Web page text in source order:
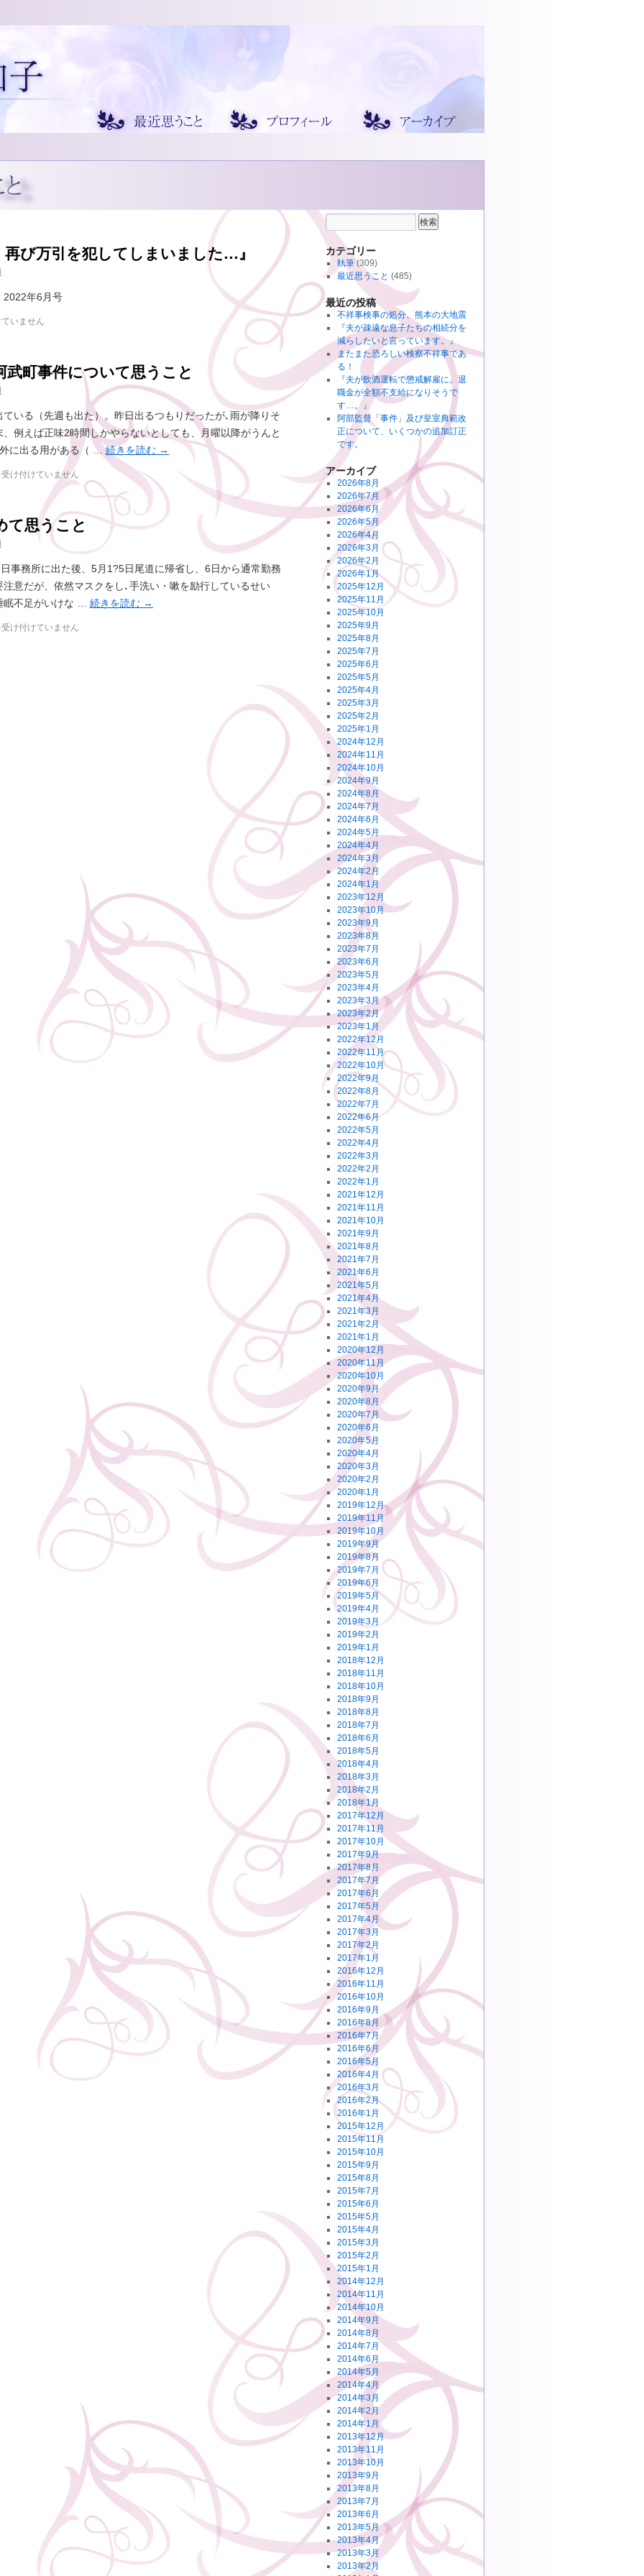
再び万引を犯してしまいました…』
2022年6月号
いません
町事件について思うこと
いる（先週も出た）。昨日出るつもりだったが､雨が降りそ
例えば正味2時間しかやらないとしても、月曜以降がうんと
に出る用がある（ …続きを読む →
け付けていません
て思うこと
事務所に出た後、5月1?5日尾道に帰省し、6日から通常勤務
意だが、依然マスクをし､手洗い・嗽を励行しているせい
眠不足がいけな … 続きを読む →
け付けていません
カテゴリー
執筆(309)
最近思うこと (485)
最近の投稿
不祥事検事の処分、熊本の大地震
『夫が疎遠な息子たちの相続分を
減らしたいと言っています。』
またまた恐ろしい検察不祥事であ
る！
『夫が飲酒運転で懲戒解雇に。退
職金が全額不支給になりそうで
す…。』
阿部監督「事件」及び皇室典範改
正について、いくつかの追加訂正
です。
アーカイブ
2026年8月
2026年7月
2026年6月
2026年5月
2026年4月
2026年3月
2026年2月
2026年1月
2025年12月
2025年11月
2025年10月
2025年9月
2025年8月
2025年7月
2025年6月
2025年5月
2025年4月
2025年3月
2025年2月
2025年1月
2024年12月
2024年11月
2024年10月
2024年9月
2024年8月
2024年7月
2024年6月
2024年5月
2024年4月
2024年3月
2024年2月
2024年1月
2023年12月
2023年10月
2023年9月
2023年8月
2023年7月
2023年6月
2023年5月
2023年4月
2023年3月
2023年2月
2023年1月
2022年12月
2022年11月
2022年10月
2022年9月
2022年8月
2022年7月
2022年6月
2022年5月
2022年4月
2022年3月
2022年2月
2022年1月
2021年12月
2021年11月
2021年10月
2021年9月
2021年8月
2021年7月
2021年6月
2021年5月
2021年4月
2021年3月
2021年2月
2021年1月
2020年12月
2020年11月
2020年10月
2020年9月
2020年8月
2020年7月
2020年6月
2020年5月
2020年4月
2020年3月
2020年2月
2020年1月
2019年12月
2019年11月
2019年10月
2019年9月
2019年8月
2019年7月
2019年6月
2019年5月
2019年4月
2019年3月
2019年2月
2019年1月
2018年12月
2018年11月
2018年10月
2018年9月
2018年8月
2018年7月
2018年6月
2018年5月
2018年4月
2018年3月
2018年2月
2018年1月
2017年12月
2017年11月
2017年10月
2017年9月
2017年8月
2017年7月
2017年6月
2017年5月
2017年4月
2017年3月
2017年2月
2017年1月
2016年12月
2016年11月
2016年10月
2016年9月
2016年8月
2016年7月
2016年6月
2016年5月
2016年4月
2016年3月
2016年2月
2016年1月
2015年12月
2015年11月
2015年10月
2015年9月
2015年8月
2015年7月
2015年6月
2015年5月
2015年4月
2015年3月
2015年2月
2015年1月
2014年12月
2014年11月
2014年10月
2014年9月
2014年8月
2014年7月
2014年6月
2014年5月
2014年4月
2014年3月
2014年2月
2014年1月
2013年12月
2013年11月
2013年10月
2013年9月
2013年8月
2013年7月
2013年6月
2013年5月
2013年4月
2013年3月
2013年2月